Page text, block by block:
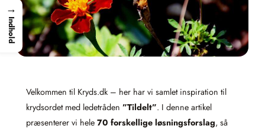
Velkommen til Kryds.dk – her har vi samlet inspiration til
krydsordet med ledetråden ”Tildelt”. I denne artikel
præsenterer vi hele 70 forskellige løsningsforslag, så
→
Indhold